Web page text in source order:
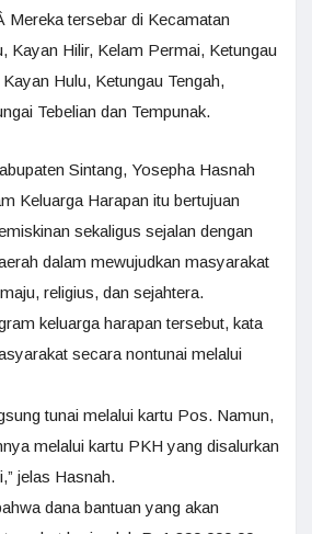
Mereka tersebar di Kecamatan
Kayan Hilir, Kelam Permai, Ketungau
Hulu, Ketungau Tengah,
Tebelian dan Tempunak.
Sintang, Yosepha Hasnah
Keluarga Harapan itu bertujuan
sekaligus sejalan dengan
dalam mewujudkan masyarakat
religius, dan sejahtera.
keluarga harapan tersebut, kata
secara nontunai melalui
tunai melalui kartu Pos. Namun,
melalui kartu PKH yang disalurkan
jelas Hasnah.
dana bantuan yang akan